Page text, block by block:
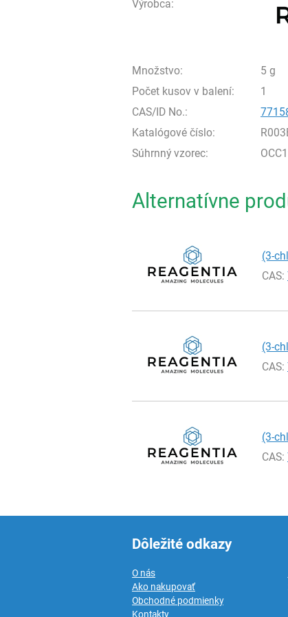
Výrobca:
Množstvo:
5 g
Počet kusov v balení:
1
CAS/ID No.:
Katalógové číslo:
Súhrnný vzorec:
Alternatívne
(3-
CAS:
(3-
CAS:
(3-
CAS:
Dôležité odkazy
O nás
Ako nakupovať
Obchodné podmienky
Kontakty